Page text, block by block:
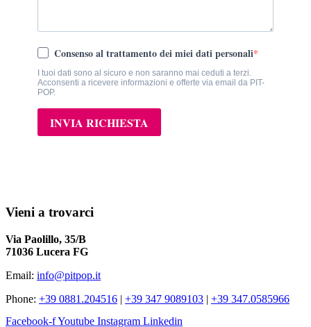
Vieni a trovarci
Via Paolillo, 35/B
71036 Lucera FG
Email: info@pitpop.it
Phone: +39 0881.204516 | +39 347 9089103 | +39 347.0585966
Facebook-fYoutube Instagram Linkedin